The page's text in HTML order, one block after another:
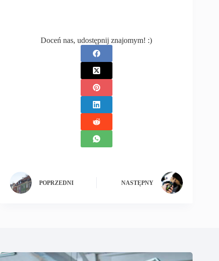
Doceń nas, udostępnij znajomym! :)
POPRZEDNI NASTĘPNY